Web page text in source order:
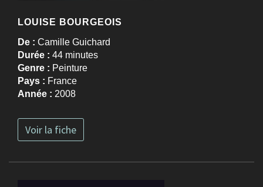
LOUISE BOURGEOIS
De : Camille Guichard
Durée : 44 minutes
Genre : Peinture
Pays : France
Année : 2008
Voir la fiche